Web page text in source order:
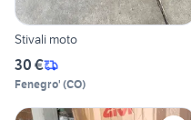
Stivali moto
30 €
Fenegro' (CO)